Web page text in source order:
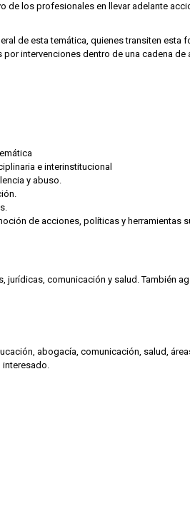
los profesionales en llevar adelante
de esta temática, quienes transiten esta
intervenciones dentro de una cadena
e interinstitucional
y abuso.
de acciones, políticas y herramientas
comunicación y salud. También
abogacía, comunicación, salud,
interesado.